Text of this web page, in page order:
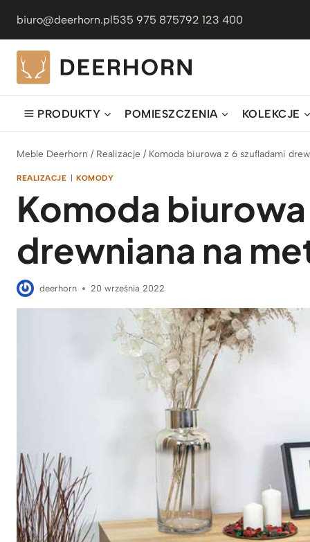
treści
biuro@deerhorn.pl535 975 875792 123 400
PRODUKTY POMIESZCZENIA KOLEKCJE
Meble Deerhorn / Realizacje / Komoda biurowa z 6 szufladami
REALIZACJE | KOMODY
Komoda
drewniana na
deerhorn 20 września 2022